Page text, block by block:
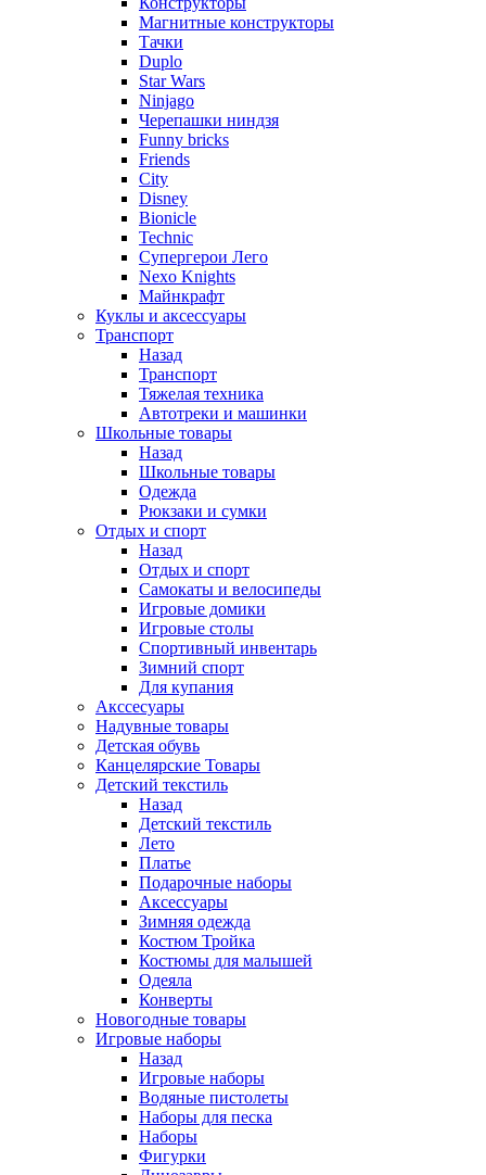
Магнитные конструкторы
Тачки
Duplo
Star Wars
Ninjago
Черепашки ниндзя
Funny bricks
Friends
City
Disney
Bionicle
Technic
Супергерои Лего
Nexo Knights
Майнкрафт
Куклы и аксессуары
Транспорт
Назад
Транспорт
Тяжелая техника
Автотреки и машинки
Школьные товары
Назад
Школьные товары
Одежда
Рюкзаки и сумки
Отдых и спорт
Назад
Отдых и спорт
Самокаты и велосипеды
Игровые домики
Игровые столы
Спортивный инвентарь
Зимний спорт
Для купания
Акссесуары
Надувные товары
Детская обувь
Канцелярские Товары
Детский текстиль
Назад
Детский текстиль
Лето
Платье
Подарочные наборы
Аксессуары
Зимняя одежда
Костюм Тройка
Костюмы для малышей
Одеяла
Конверты
Новогодные товары
Игровые наборы
Назад
Игровые наборы
Водяные пистолеты
Наборы для песка
Наборы
Фигурки